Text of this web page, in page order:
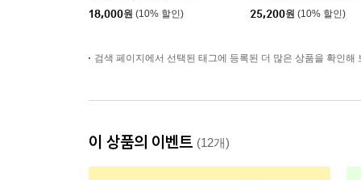
18,000원 (10% 할인)
25,200원 (10% 할인)
검색 페이지에서 선택된 태그에 등록된 더 많은 상품을 확인해
이 상품의 이벤트 (12개)